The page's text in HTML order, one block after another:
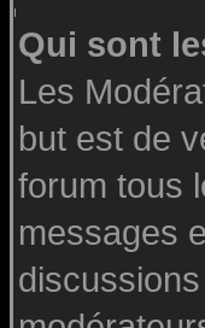
Qui sont
Les
but est de
forum tous
messages